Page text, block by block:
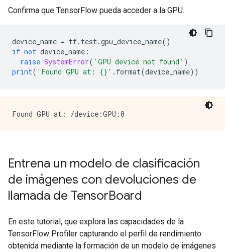
Confirma que TensorFlow pueda acceder a la GPU.
device_name = tf. test.gpu_device_name()
if not device_name :
raise SystemError( 'GPU device not found' )
print( 'Found GPU at: {}' . format(device_name))
Entrena un modelo de clasificación
de imágenes con devoluciones de
llamada de TensorBoard
En este tutorial, que explora las capacidades de la
TensorFlow Profiler capturando el perfil de rendimiento
obtenida mediante la formación de un modelo de imágenes